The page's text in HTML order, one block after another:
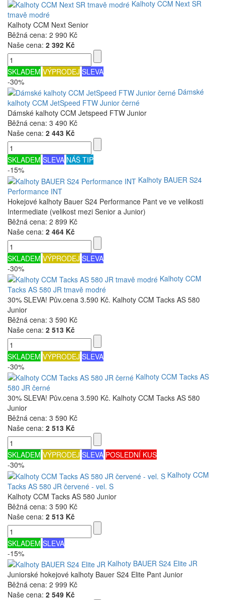
Kalhoty CCM Next SR
tmavě modré
Kalhoty CCM Next Senior
Běžná cena: 2 990 Kč
Naše cena: 2 392 Kč
SKLADEM VÝPRODEJ SLEVA
-30%
Dámské
kalhoty CCM JetSpeed FTW Junior černé
Dámské kalhoty CCM Jetspeed FTW Junior
Běžná cena: 3 490 Kč
Naše cena: 2 443 Kč
SKLADEM SLEVA NÁŠ TIP
-15%
Kalhoty BAUER S24
Performance INT
Hokejové kalhoty Bauer S24 Performance Pant ve ve velikosti
Intermediate (velikost mezi Senior a Junior)
Běžná cena: 2 899 Kč
Naše cena: 2 464 Kč
SKLADEM VÝPRODEJ SLEVA
-30%
Kalhoty CCM
Tacks AS 580 JR tmavě modré
30% SLEVA! Pův.cena 3.590 Kč. Kalhoty CCM Tacks AS 580
Junior
Běžná cena: 3 590 Kč
Naše cena: 2 513 Kč
SKLADEM VÝPRODEJ SLEVA
-30%
Kalhoty CCM Tacks AS
580 JR černé
30% SLEVA! Pův.cena 3.590 Kč. Kalhoty CCM Tacks AS 580
Junior
Běžná cena: 3 590 Kč
Naše cena: 2 513 Kč
SKLADEM VÝPRODEJ SLEVA POSLEDNÍ KUS
-30%
Kalhoty CCM
Tacks AS 580 JR červené - vel. S
Kalhoty CCM Tacks AS 580 Junior
Běžná cena: 3 590 Kč
Naše cena: 2 513 Kč
SKLADEM SLEVA
-15%
Kalhoty BAUER S24 Elite JR
Juniorské hokejové kalhoty Bauer S24 Elite Pant Junior
Běžná cena: 2 999 Kč
Naše cena: 2 549 Kč